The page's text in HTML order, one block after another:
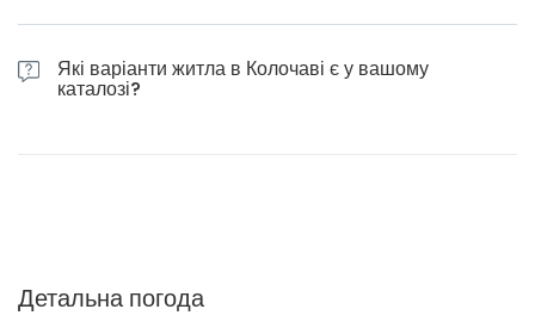
Які варіанти житла в Колочаві є у вашому
каталозі?
Детальна погода